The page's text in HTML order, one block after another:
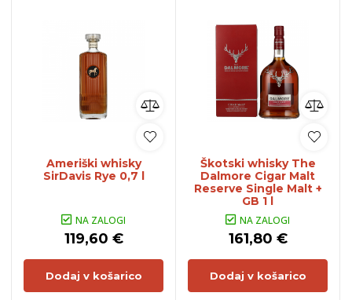
Ameriški whisky
SirDavis Rye 0,7 l
NA ZALOGI
119,60 €
Dodaj v košarico
Škotski whisky The
Dalmore Cigar Malt
Reserve Single Malt +
GB 1 l
NA ZALOGI
161,80 €
Dodaj v košarico